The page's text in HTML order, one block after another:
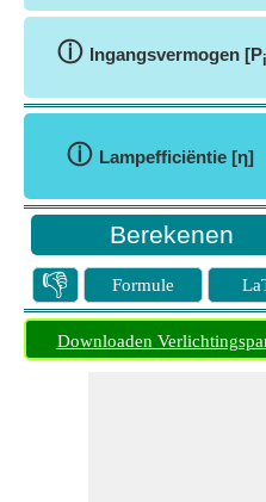
ⓘ Ingangsvermogen [P
ⓘ Lampefficiëntie [η]
👎 Formule
Downloaden